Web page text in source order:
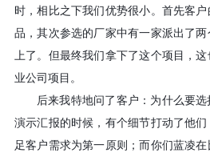
时，相比之下我们优势很小。首先客
品，其次参选的厂家中有一家派出了
上了。但最终我们拿下了这个项目，
业公司项目。
后来我特地问了客户：为什么要
演示汇报的时候，有个细节打动了他
足客户需求为第一原则；而你们蓝凌